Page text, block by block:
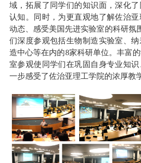
域，拓展了同学们的知识面，深化
认知。同时，为更直观地了解佐治
动态、感受美国先进实验室的科研氛
们深度参观包括生物制造实验室、纳
造中心等在内的8家科研单位。丰富
室参观使同学们在巩固自身专业知
一步感受了佐治亚理工学院的浓厚教